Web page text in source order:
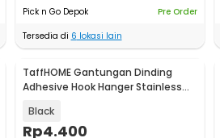
Pick n Go Depok
Pre Order
Tersedia di 6 lokasi lain
TaffHOME Gantungan Dinding
Adhesive Hook Hanger Stainless
Black
Rp4.400